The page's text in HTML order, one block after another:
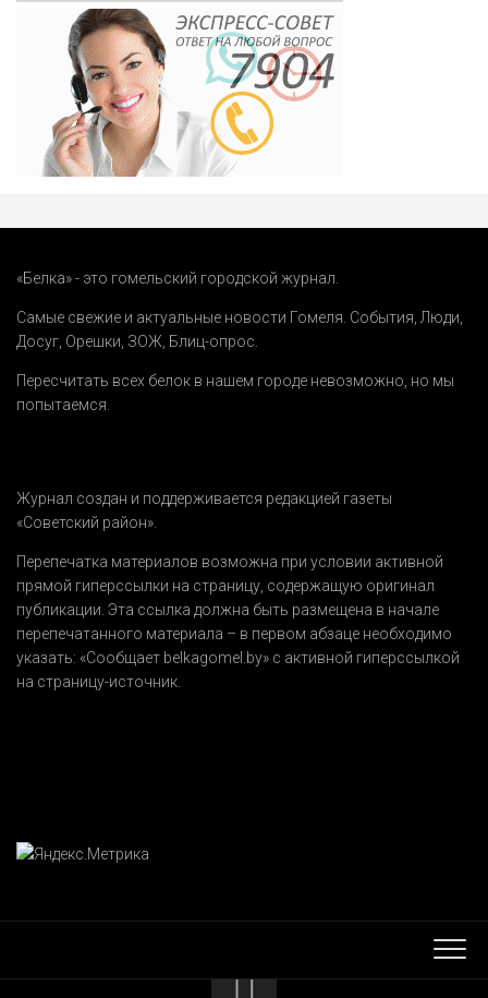
«Белка» - это гомельский городской журнал.
Самые свежие и актуальные новости Гомеля. События Люди
Досуг Орешки ЗОЖ Блиц-опрос
Пересчитать всех белок в нашем городе невозможно, но мы
попытаемся.
Журнал создан и поддерживается редакцией газеты
«Советский район».
Перепечатка материалов возможна при условии активной
прямой гиперссылки на страницу, содержащую оригинал
публикации. Эта ссылка должна быть размещена в начале
перепечатанного материала – в первом абзаце необходимо
указать: «Сообщает belkagomel.by» с активной гиперссылкой
на страницу-источник.